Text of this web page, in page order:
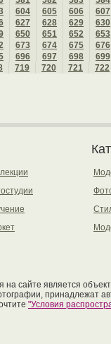
604 605 606
607
627 628 629
630
650 651 652
653
673 674 675
676
696 697 698
699
719 720 721 722
на сайте является
принадлежат
"Условия